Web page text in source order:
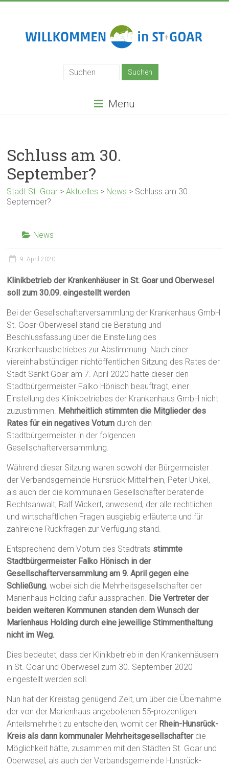
Menü
Schluss am 30.
September?
Stadt St. Goar >Aktuelles > News > Schluss am 30.
September?
News
9. April 2020
Klinikbetrieb der Krankenhäuser in St. Goar und Oberwesel
soll zum 30.09. eingestellt werden
Bei der Gesellschafterversammlung der Krankenhaus GmbH
St. Goar-Oberwesel stand die Beratung und
Beschlussfassung über die Einstellung des
Krankenhausbetriebes zur Abstimmung. Nach einer
viereinhalbstündigen nichtöffentlichen Sitzung des Rates der
Stadt Sankt Goar am 7. April 2020 hatte dieser den
Stadtbürgermeister Falko Hönisch beauftragt, einer
Einstellung des Klinikbetriebes der Krankenhaus GmbH nicht
zuzustimmen. Mehrheitlich stimmten die Mitglieder des
Rates für ein negatives Votum durch den
Stadtbürgermeister in der folgenden
Gesellschafterversammlung.
Während dieser Sitzung waren sowohl der Bürgermeister
der Verbandsgemeinde Hunsrück-Mittelrhein, Peter Unkel,
als auch der die kommunalen Gesellschafter beratende
Rechtsanwalt, Ralf Wickert, anwesend, der alle rechtlichen
und wirtschaftlichen Fragen ausgiebig erläuterte und für
zahlreiche Rückfragen zur Verfügung stand.
Entsprechend dem Votum des Stadtrats stimmte
Stadtbürgermeister Falko Hönisch in der
Gesellschafterversammlung am 9. April gegen eine
Schließung, wobei sich die Mehrheitsgesellschafter der
Marienhaus Holding dafür aussprachen. Die Vertreter der
beiden weiteren Kommunen standen dem Wunsch der
Marienhaus Holding durch eine jeweilige Stimmenthaltung
nicht im Weg.
Dies bedeutet, dass der Klinikbetrieb in den Krankenhäusern
in St. Goar und Oberwesel zum 30. September 2020
eingestellt werden soll.
Nun hat der Kreistag genügend Zeit, um über die Übernahme
der von der Marienhaus angebotenen 55-prozentigen
Anteilsmehrheit zu entscheiden, womit der Rhein-Hunsrück-
Kreis als dann kommunaler Mehrheitsgesellschafter die
Möglichkeit hätte, zusammen mit den Städten St. Goar und
Oberwesel, als auch der Verbandsgemeinde Hunsrück-